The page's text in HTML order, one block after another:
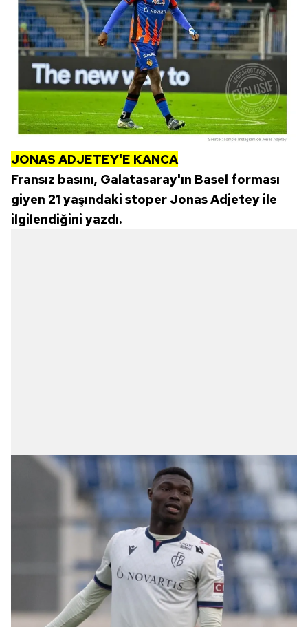
almak için lütfentıklayınız.
JONAS ADJETEY'E KANCA
Fransız basını, Galatasaray'ın Basel forması
giyen 21 yaşındaki stoper Jonas Adjetey ile
ilgilendiğini yazdı.